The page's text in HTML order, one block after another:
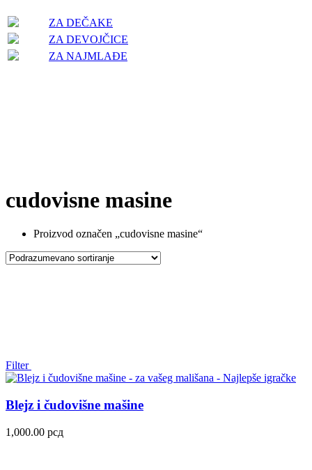
ZA DEČAKE
ZA DEVOJČICE
ZA NAJMLAĐE
cudovisne masine
Proizvod označen „cudovisne masine“
Filter
Blejz i čudovišne mašine
1,000.00 рсд